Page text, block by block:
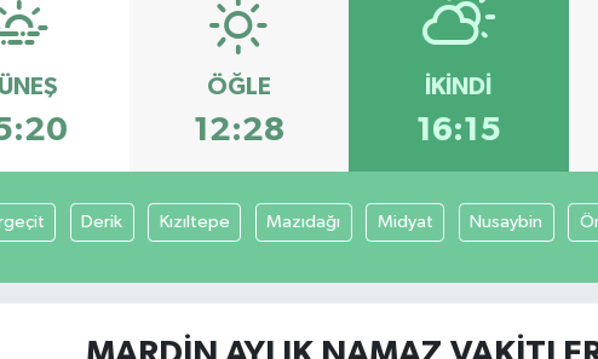
ÖĞLE
12:28
İKINDI
16:15
Derik Kızıltepe Mazıdağı Midyat Nusaybin